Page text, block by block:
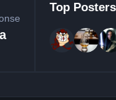
Top
overview